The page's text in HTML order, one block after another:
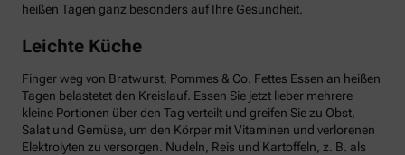
heißen Tagen ganz besonders auf Ihre Gesundheit.
Leichte Küche
Finger weg von Bratwurst, Pommes & Co. Fettes Essen an heißen
Tagen belastetet den Kreislauf. Essen Sie jetzt lieber mehrere
kleine Portionen über den Tag verteilt und greifen Sie zu Obst,
Salat und Gemüse, um den Körper mit Vitaminen und verlorenen
Elektrolyten zu versorgen. Nudeln, Reis und Kartoffeln, z. B. als